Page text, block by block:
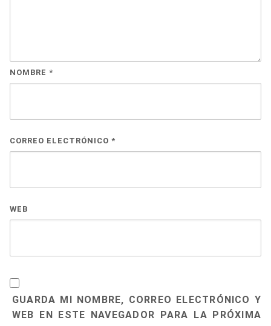
NOMBRE *
CORREO ELECTRÓNICO *
WEB
GUARDA MI NOMBRE, CORREO ELECTRÓNICO Y
WEB EN ESTE NAVEGADOR PARA LA PRÓXIMA